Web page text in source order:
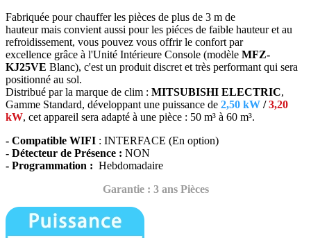
Fabriquée pour chauffer les pièces de plus de 3 m de
hauteur mais convient aussi pour les piéces de faible hauteur et au
refroidissement, vous pouvez vous offrir le confort par
excellence grâce à l'Unité Intérieure Console (modèle MFZ-
KJ25VE Blanc), c'est un produit discret et très performant qui sera
positionné au sol.
Distribué par la marque de clim : MITSUBISHI ELECTRIC,
Gamme Standard, développant une puissance de 2,50 kW /3,20
kW, cet appareil sera adapté à une pièce : 50 m³ à 60 m³.
- Compatible WIFI : INTERFACE (En option)
- Détecteur de Présence : NON
- Programmation : Hebdomadaire
Garantie : 3 ans Pièces